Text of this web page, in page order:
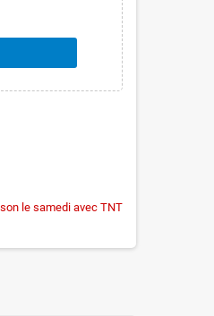
le samedi avec TNT